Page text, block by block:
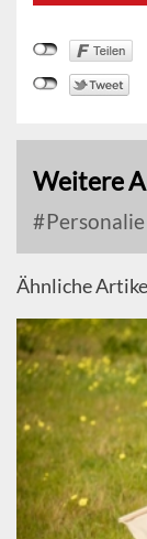
Weitere
Personalie
Ähnliche